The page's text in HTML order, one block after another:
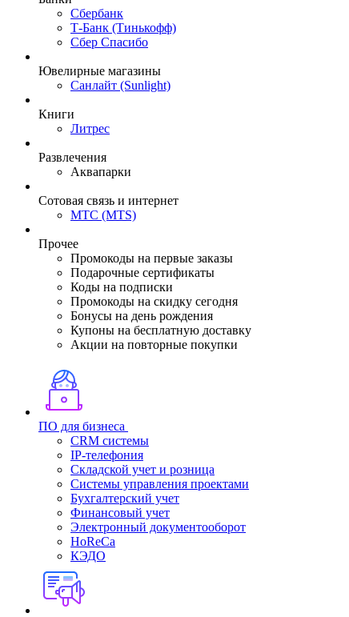
Сбербанк
Т-Банк (Тинькофф)
Сбер Спасибо
Ювелирные магазины
Санлайт (Sunlight)
Книги
Литрес
Развлечения
Аквапарки
Сотовая связь и интернет
МТС (MTS)
Прочее
Промокоды на первые заказы
Подарочные сертификаты
Коды на подписки
Промокоды на скидку сегодня
Бонусы на день рождения
Купоны на бесплатную доставку
Акции на повторные покупки
ПО для бизнеса
CRM системы
IP-телефония
Складской учет и розница
Системы управления проектами
Бухгалтерский учет
Финансовый учет
Электронный документооборот
HoReCa
КЭДО